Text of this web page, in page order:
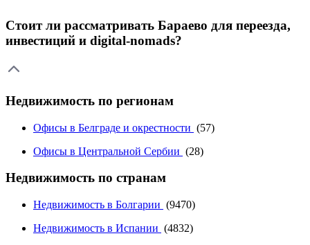
Стоит ли рассматривать Бараево для переезда,
инвестиций и digital-nomads?
Недвижимость по регионам
Офисы в Белграде и окрестности (57)
Офисы в Центральной Сербии (28)
Недвижимость по странам
Недвижимость в Болгарии (9470)
Недвижимость в Испании (4832)